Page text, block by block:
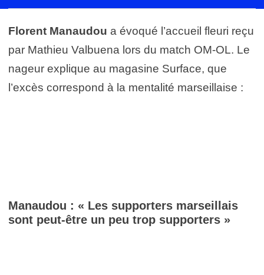
Florent Manaudou a évoqué l’accueil fleuri reçu
par Mathieu Valbuena lors du match OM-OL. Le
nageur explique au magasine Surface, que
l’excès correspond à la mentalité marseillaise :
Manaudou : « Les supporters marseillais
sont peut-être un peu trop supporters »